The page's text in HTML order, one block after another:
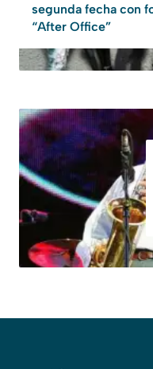
segunda fecha con
“After Office”